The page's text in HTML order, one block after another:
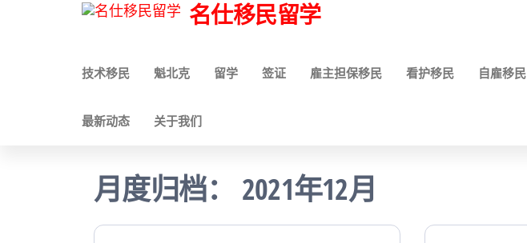
名仕移民留学
技术移民 魁北克 留学 签证 雇主担保移民 看护移民 自雇移民
最新动态 关于我们
月度归档： 2021年12月